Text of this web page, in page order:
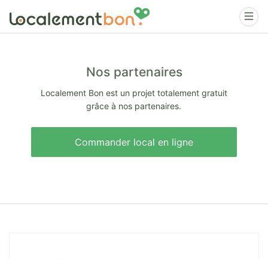
Nos partenaires
Localement Bon est un projet totalement gratuit
grâce à nos partenaires.
Commander local en ligne